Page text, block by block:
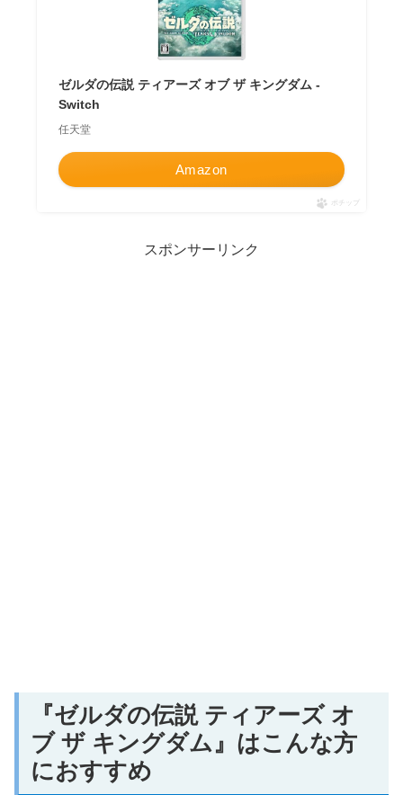
ゼルダの伝説 ティアーズ オブ ザ キングダム -
Switch
任天堂
Amazon
ポチップ
スポンサーリンク
『ゼルダの伝説 ティアーズ オ
ブ ザ キングダム』はこんな方
におすすめ